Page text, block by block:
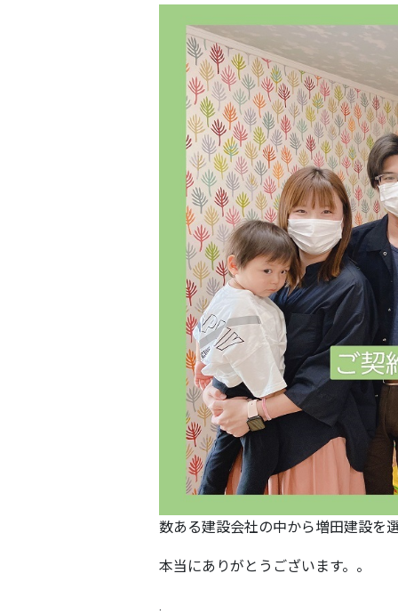
数ある建設会社の中から増田建設を
本当にありがとうございます。。
.